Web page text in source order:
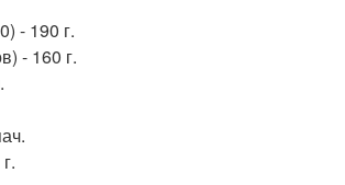
- 190 г.
- 160 г.